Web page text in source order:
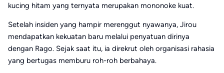
kucing hitam yang ternyata merupakan mononoke kuat.
Setelah insiden yang hampir merenggut nyawanya, Jirou
mendapatkan kekuatan baru melalui penyatuan dirinya
dengan Rago. Sejak saat itu, ia direkrut oleh organisasi rahasia
yang bertugas memburu roh-roh berbahaya.